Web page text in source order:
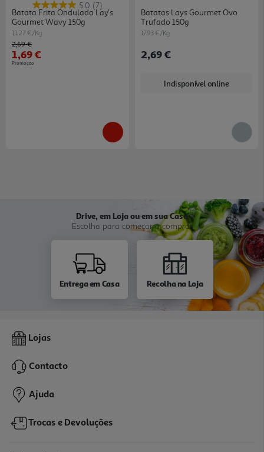
5.0 (7)
Batata Frita Ondulada Lay's
Gourmet Wavy 150g
11.27 €/Kg
Price reduced from
2,69 €to
1,69 €
Promoção
Batatas Lays Gourmet Ovo
Trufado 150g
17.93 €/Kg
2,69 €
Indisponível online
Drive, em Loja ou em sua Casa
Escolha para começar a comprar
Entrega em Casa Recolha na Loja
Lojas
Contacto
Ajuda
Trocas e Devoluções